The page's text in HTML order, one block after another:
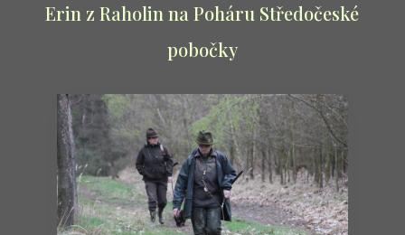
Erin z Raholin na Poháru Středočeské
pobočky